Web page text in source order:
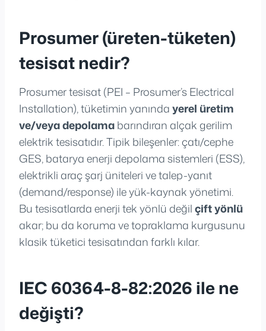
Prosumer (üreten-tüketen)
tesisat nedir?
Prosumer tesisat (PEI – Prosumer’s Electrical
Installation), tüketimin yanındayerel üretim
ve/veya depolamabarındıran alçak gerilim
elektrik tesisatıdır. Tipik bileşenler: çatı/cephe
GES, batarya enerji depolama sistemleri (ESS),
elektrikli araç şarj üniteleri ve talep-yanıt
(demand/response) ile yük-kaynak yönetimi.
Bu tesisatlarda enerji tek yönlü değilçift yönlü
akar; bu da koruma ve topraklama kurgusunu
klasik tüketici tesisatından farklı kılar.
IEC 60364-8-82:2026 ile ne
değişti?